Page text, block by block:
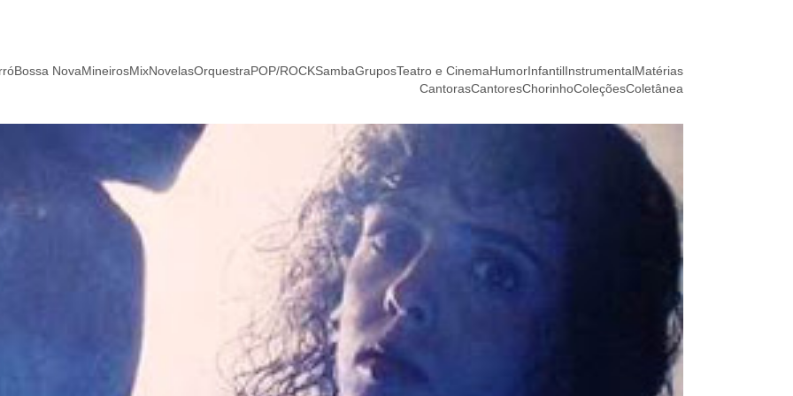
Bossa NovaMineirosMixNovelasOrquestraPOP/ROCKSambaGruposTeatro e CinemaHumorInfantilInstrumentalMatérias
CantorasCantoresChorinhoColeçõesColetânea